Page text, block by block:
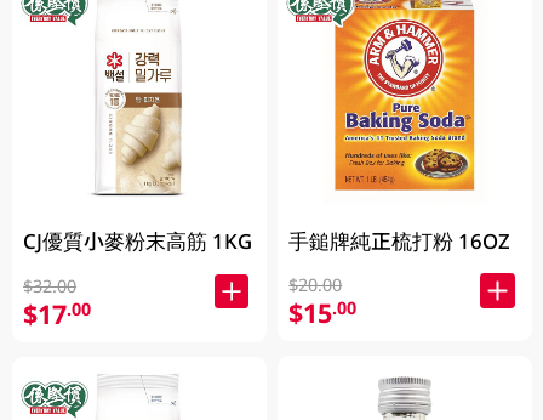
CJ優質小麥粉末高筋 1KG
$32.00
$17.00
手鎚牌純正梳打粉 16OZ
$20.00
$15.00